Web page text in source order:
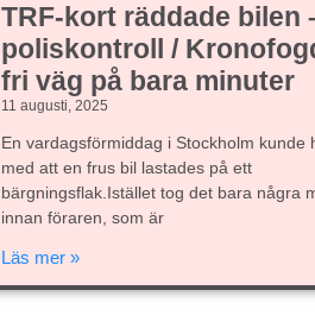
TRF-kort räddade bilen
poliskontroll /
fri väg på bara minuter
11 augusti, 2025
En vardagsförmiddag i Stockholm kunde
med att en frus bil lastades på ett
bärgningsflak.Istället tog det bara några
innan föraren, som är
Läs mer »